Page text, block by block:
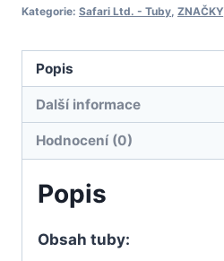
svět
Kategorie: Safari Ltd. - Tuby ZNAČKY
Popis
Další informace
Hodnocení (0)
Popis
Obsah tuby: